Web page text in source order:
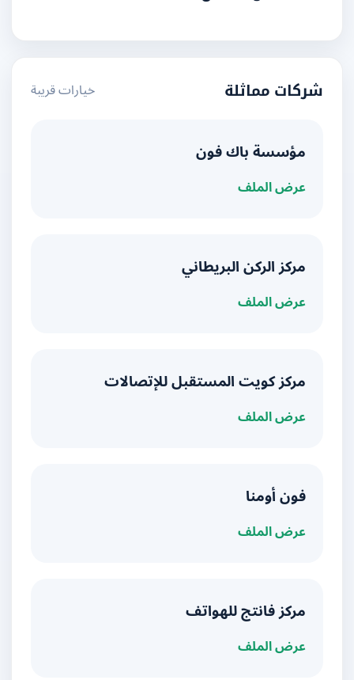
شركات مماثلة خيارات قريبة
مؤسسة باك فون
عرض الملف
مركز الركن البريطاني
عرض الملف
مركز كويت المستقبل للإتصالات
عرض الملف
فون أومنا
عرض الملف
مركز فانتج للهواتف
عرض الملف